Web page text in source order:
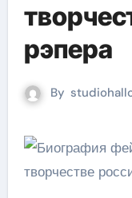
рэпера
By